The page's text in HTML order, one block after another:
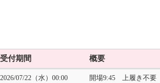
受付期間 概要
2026/07/22（水）00:00
開場9:45 上履き不要